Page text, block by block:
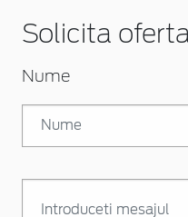
Solicita
Nume